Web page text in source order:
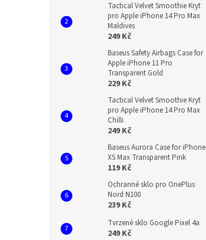
Tactical Velvet Smoothie Kryt
pro Apple iPhone 14 Pro Max
Maldives
249 Kč
Baseus Safety Airbags Case for
Apple iPhone 11 Pro
Transparent Gold
229 Kč
Tactical Velvet Smoothie Kryt
pro Apple iPhone 14 Pro Max
Chilli
249 Kč
Baseus Aurora Case for iPhone
XS Max Transparent Pink
119 Kč
Ochranné sklo pro OnePlus
Nord N100
239 Kč
Tvrzené sklo Google Pixel 4a
249 Kč